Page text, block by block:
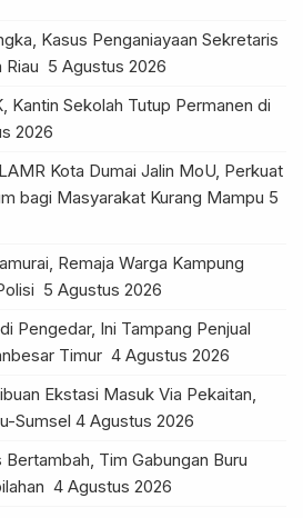
Kasus Penganiayaan Sekretaris
Riau 5 Agustus 2026
Kantin Sekolah Tutup Permanen di
2026
Kota Dumai Jalin MoU, Perkuat
bagi Masyarakat Kurang Mampu 5
Remaja Warga Kampung
5 Agustus 2026
Pengedar, Ini Tampang Penjual
Timur 4 Agustus 2026
Ekstasi Masuk Via Pekaitan,
Sumsel 4 Agustus 2026
Bertambah, Tim Gabungan Buru
4 Agustus 2026